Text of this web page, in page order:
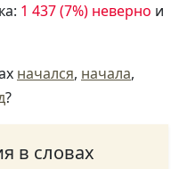
1 437 (7%) неверно и
начался, начала,
?
в словах